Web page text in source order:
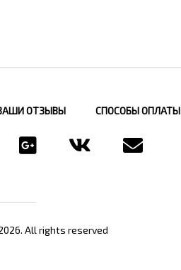
ОТЗЫВЫ СПОСОБЫ ОПЛАТЫ
All rights reserved